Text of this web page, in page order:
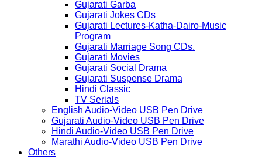
Gujarati Garba
Gujarati Jokes CDs
Gujarati Lectures-Katha-Dairo-Music
Program
Gujarati Marriage Song CDs.
Gujarati Movies
Gujarati Social Drama
Gujarati Suspense Drama
Hindi Classic
TV Serials
English Audio-Video USB Pen Drive
Gujarati Audio-Video USB Pen Drive
Hindi Audio-Video USB Pen Drive
Marathi Audio-Video USB Pen Drive
Others